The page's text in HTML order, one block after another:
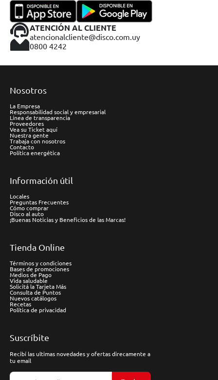
ATENCIÓN AL CLIENTE
atencionalcliente@disco.com.uy
0800 4242
Nosotros
La Empresa
Responsabilidad social y empresarial
Línea de transparencia
Proveedores
Vea su Ticket aquí
Nuestra gente
Trabaja con nosotros
Contacto
Política energética
Información útil
Locales
Preguntas Frecuentes
Cómo comprar
Disco al auto
¡Buenas Noticias y Beneficios de las Marcas!
Tienda Online
Términos y condiciones
Bases de promociones
Medios de Pago
Vida saludable
Solicitá la Tarjeta Más
Consulta de Puntos
Nuevos catálogos
Recetas
Política de privacidad
Suscríbite
Recibí las ultimas novedades y ofertas direcamente a
tu email